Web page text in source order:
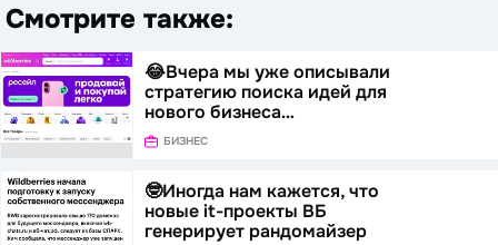
Смотрите также:
😂Вчера мы уже описывали
стратегию поиска идей для
нового бизнеса…
БИЗНЕС
🤓Иногда нам кажется, что
новые it-проекты ВБ
генерирует рандомайзер